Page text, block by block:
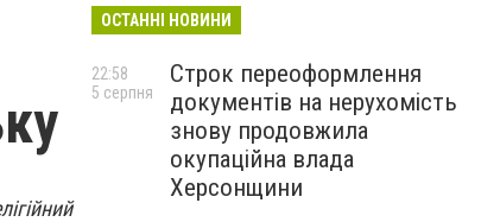
ОСТАННІ НОВИНИ
Строк переоформлення
документів на нерухомість
знову продовжила
окупаційна влада
Херсонщини
22:58
5 серпня